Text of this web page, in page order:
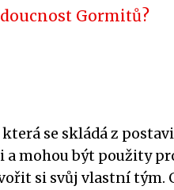
Gormitů?
se skládá z
mohou být použity
si svůj vlastní tým.